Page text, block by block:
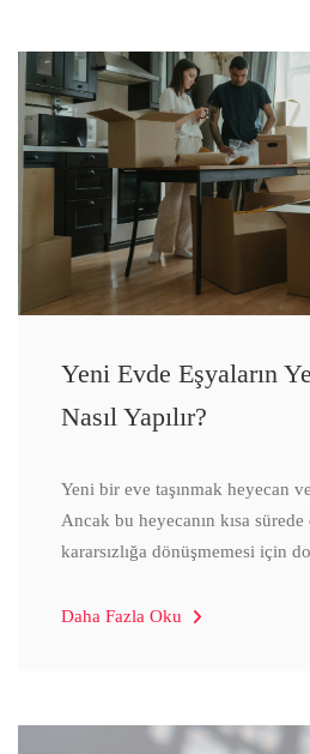
Yeni Evde Eşyaların
Nasıl Yapılır?
Yeni bir eve taşınmak heyecan
Ancak bu heyecanın kısa sürede
kararsızlığa dönüşmemesi için
Daha Fazla Oku